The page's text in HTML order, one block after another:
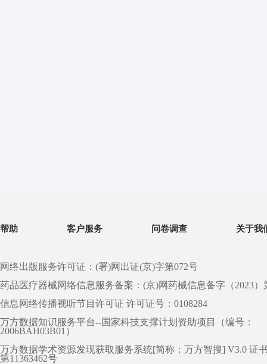
帮助 客户服务 问卷调查 关于我
网络出版服务许可证：(署)网出证(京)字第072号
药品医疗器械网络信息服务备案：(京)网药械信息备字（2023）
信息网络传播视听节目许可证 许可证号：0108284
万方数据知识服务平台--国家科技支撑计划资助项目（编号：
2006BAH03B01）
万方数据学术资源发现获取服务系统[简称：万方智搜] V3.0 证
第11363462号